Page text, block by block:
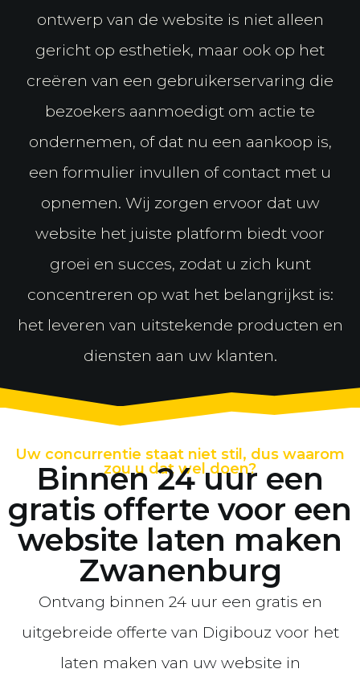
ontwerp van de website is niet alleen
gericht op esthetiek, maar ook op het
creëren van een gebruikerservaring die
bezoekers aanmoedigt om actie te
ondernemen, of dat nu een aankoop is,
een formulier invullen of contact met u
opnemen. Wij zorgen ervoor dat uw
website het juiste platform biedt voor
groei en succes, zodat u zich kunt
concentreren op wat het belangrijkst is:
het leveren van uitstekende producten en
diensten aan uw klanten.
Uw concurrentie staat niet stil, dus waarom
zou u dat wel doen?
Binnen 24 uur een
gratis offerte voor een
website laten maken
Zwanenburg
Ontvang binnen 24 uur een gratis en
uitgebreide offerte van Digibouz voor het
laten maken van uw website in